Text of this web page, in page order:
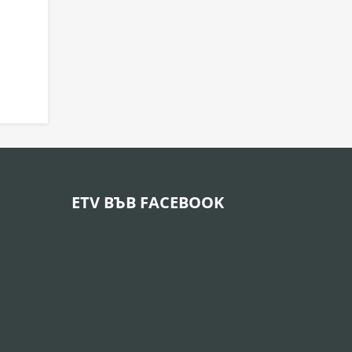
ETV ВЪВ FACEBOOK